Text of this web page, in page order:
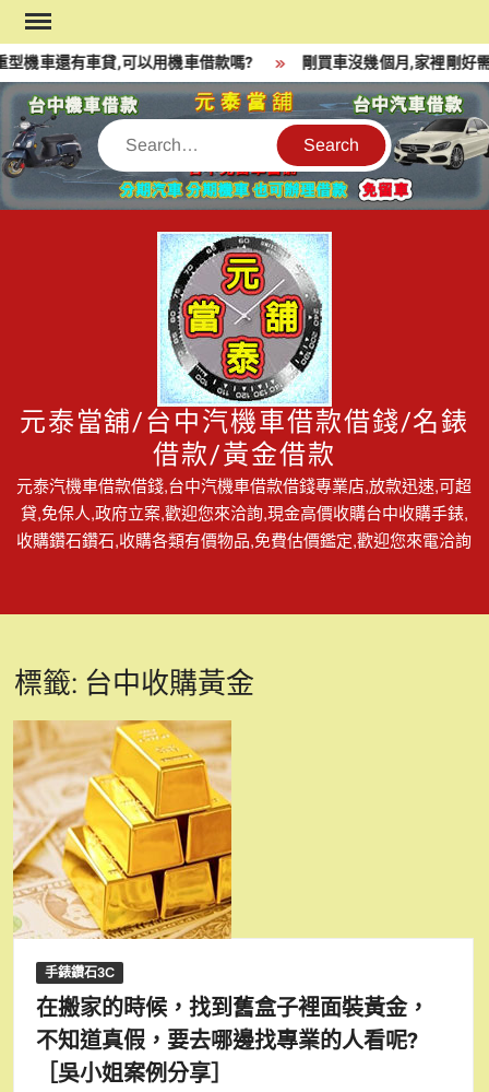
Skip
to
content
機車還有車貸,可以用機車借款嗎? 剛買車沒幾個月,家裡剛好
Search
元泰當舖/台中汽機車借款借錢/名錶
借款/黃金借款
元泰汽機車借款借錢,台中汽機車借款借錢專業店,放款迅速,可超
貸,免保人,政府立案,歡迎您來洽詢,現金高價收購台中收購手錶,
收購鑽石鑽石,收購各類有價物品,免費估價鑑定,歡迎您來電洽詢
標籤: 台中收購黃金
手錶鑽石3C
在搬家的時候，找到舊盒子裡面裝黃金，
不知道真假，要去哪邊找專業的人看呢?
［吳小姐案例分享］